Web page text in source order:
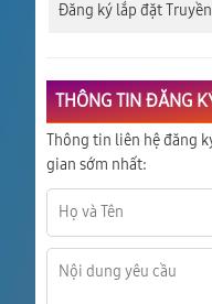
Đăng ký lắp đặt
THÔNG TIN ĐĂNG
Thông tin liên hệ đăng
gian sớm nhất: